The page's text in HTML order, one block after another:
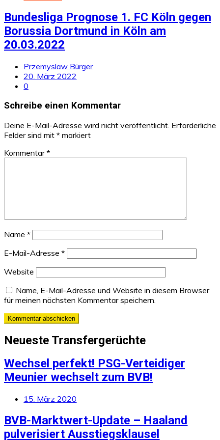
Bundesliga Prognose 1. FC Köln gegen
Borussia Dortmund in Köln am
20.03.2022
Przemyslaw Bürger
20. März 2022
0
Schreibe einen Kommentar
Deine E-Mail-Adresse wird nicht veröffentlicht. Erforderliche
Felder sind mit * markiert
Kommentar*
Name *
E-Mail-Adresse *
Website
Name, E-Mail-Adresse und Website in diesem Browser
für meinen nächsten Kommentar speichern.
Neueste Transfergerüchte
Wechsel perfekt! PSG-Verteidiger
Meunier wechselt zum BVB!
15. März 2020
BVB-Marktwert-Update – Haaland
pulverisiert Ausstiegsklausel